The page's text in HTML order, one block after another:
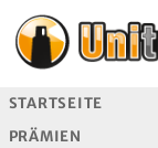
STARTSEITE
PRÄMIEN